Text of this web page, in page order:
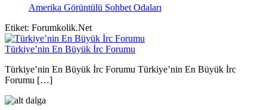
Amerika Görüntülü Sohbet Odaları
Etiket: Forumkolik.Net
Türkiye’nin En Büyük İrc Forumu
Türkiye’nin En Büyük İrc Forumu Türkiye’nin En Büyük İrc
Forumu […]